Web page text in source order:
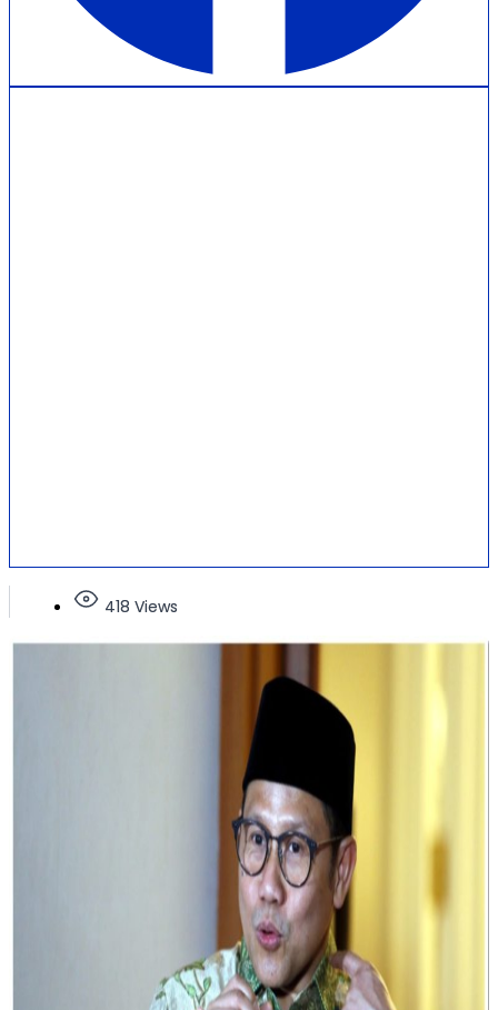
418 Views